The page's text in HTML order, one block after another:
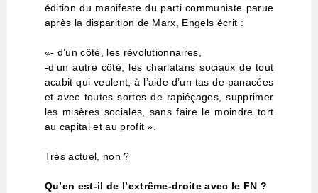
édition du manifeste du parti communiste parue
après la disparition de Marx, Engels écrit :
«- d’un côté, les révolutionnaires,
-d’un autre côté, les charlatans sociaux de tout
acabit qui veulent, à l’aide d’un tas de panacées
et avec toutes sortes de rapiéçages, supprimer
les misères sociales, sans faire le moindre tort
au capital et au profit ».
Très actuel, non ?
Qu’en est-il de l’extrême-droite avec le FN ?